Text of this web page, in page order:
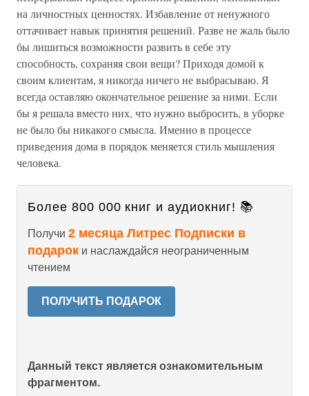
на личностных ценностях. Избавление от ненужного
оттачивает навык принятия решений. Разве не жаль было
бы лишиться возможности развить в себе эту
способность, сохраняя свои вещи? Приходя домой к
своим клиентам, я никогда ничего не выбрасываю. Я
всегда оставляю окончательное решение за ними. Если
бы я решала вместо них, что нужно выбросить, в уборке
не было бы никакого смысла. Именно в процессе
приведения дома в порядок меняется стиль мышления
человека.
Более 800 000 книг и аудиокниг! 📚
Получи 2 месяца Литрес Подписки в
подарок и наслаждайся неограниченным
чтением
ПОЛУЧИТЬ ПОДАРОК
Данный текст является ознакомительным
фрагментом.